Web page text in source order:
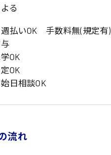
ター
ンジニア プログラマー
ビス・フード系
業 ルート営業
門職
る
週払いOK 手数料無(規定有)
OK
OK
日相談OK
流れ